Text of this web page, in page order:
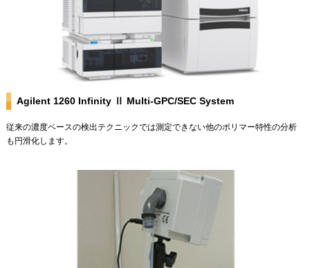
Agilent 1260 Infinity Ⅱ Multi-GPC/SEC System
従来の濃度ベースの検出テクニックでは測定できない他のポリマー特性の分析
も円滑化します。